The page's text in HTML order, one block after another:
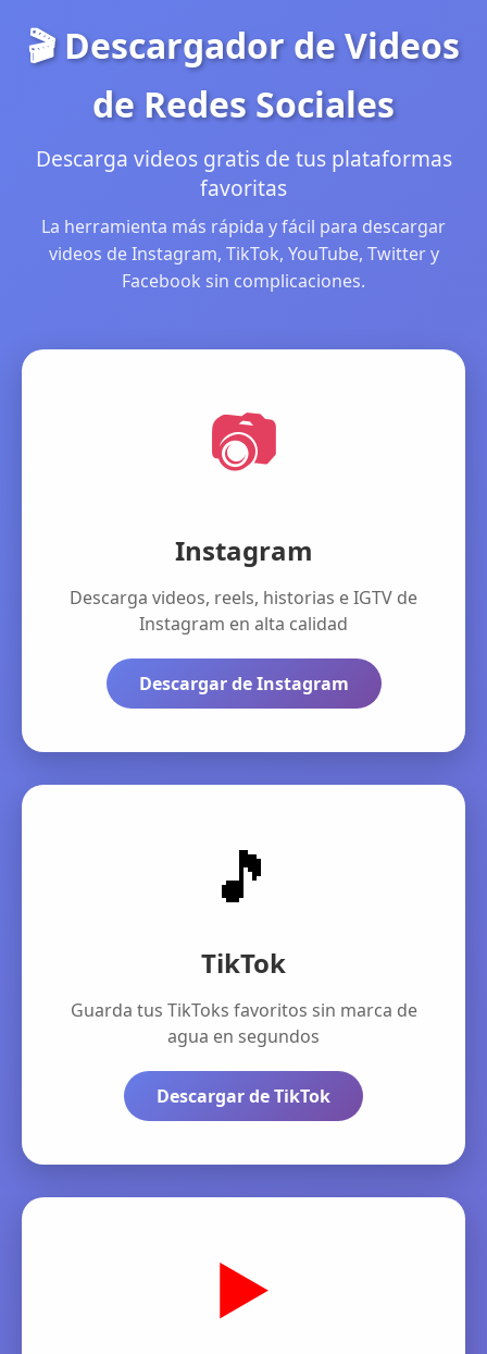
🎬 Descargador de Videos
de Redes Sociales
Descarga videos gratis de tus plataformas
favoritas
La herramienta más rápida y fácil para descargar
videos de Instagram, TikTok, YouTube, Twitter y
Facebook sin complicaciones.
📷
Instagram
Descarga videos, reels, historias e IGTV de
Instagram en alta calidad
Descargar de Instagram
🎵
TikTok
Guarda tus TikToks favoritos sin marca de
agua en segundos
Descargar de TikTok
▶️